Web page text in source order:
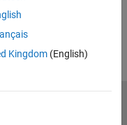
Kingdom(English)